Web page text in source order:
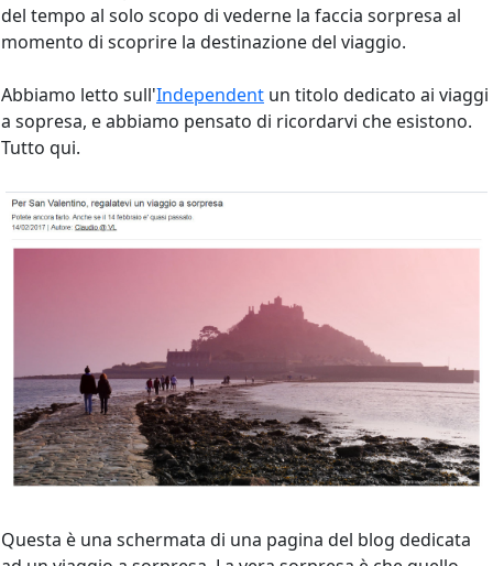
del tempo al solo scopo di vederne la faccia sorpresa al
momento di scoprire la destinazione del viaggio.
Abbiamo letto sull'Independent un titolo dedicato ai viaggi
a sopresa, e abbiamo pensato di ricordarvi che esistono.
Tutto qui.
Questa è una schermata di una pagina del blog dedicata